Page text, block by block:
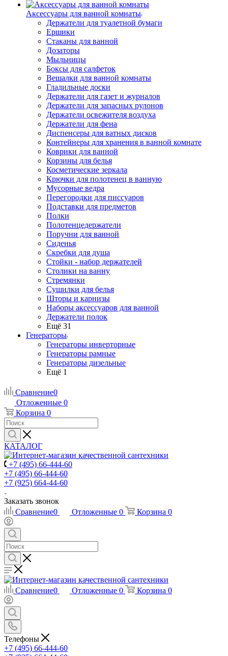
Аксессуары для ванной комнаты
Держатели для туалетной бумаги
Ершики
Стаканы для ванной
Дозаторы
Мыльницы
Боксы для салфеток
Вешалки для ванной комнаты
Гладильные доски
Держатели для газет и журналов
Держатели для запасных рулонов
Держатели освежителя воздуха
Держатели для фена
Диспенсеры для ватных дисков
Контейнеры для хранения в ванной комнате
Коврики для ванной
Корзины для белья
Косметические зеркала
Крючки для полотенец в ванную
Мусорные ведра
Перегородки для писсуаров
Подставки для предметов
Полки
Полотенцедержатели
Поручни для ванной
Сиденья
Скребки для душа
Стойки - набор держателей
Столики на ванну
Стремянки
Сушилки для белья
Шторы и карнизы
Наборы аксессуаров для ванной
Держатели полок
Ещё 31
Генераторы
Генераторы инверторные
Генераторы рамные
Генераторы дизельные
Ещё 1
Сравнение0
Отложенные 0
Корзина 0
КАТАЛОГ
+7 (495) 66-444-60
+7 (495) 66-444-60
+7 (925) 664-44-60
Заказать звонок
Сравнение0 Отложенные 0 Корзина 0
Сравнение0 Отложенные 0 Корзина 0
Телефоны
+7 (495) 66-444-60